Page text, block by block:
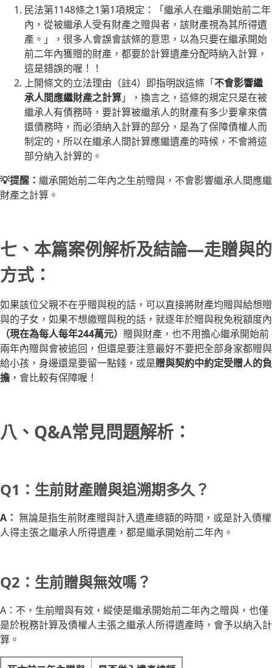
民法第1148條之1第1項規定：「繼承人在繼承開始前二年
內，從被繼承人受有財產之贈與者，該財產視為其所得遺
產。」，很多人會誤會該條的意思，以為只要在繼承開始
前二年內獲贈的財產，都要於計算遺產分配時納入計算，
這是錯誤的喔！！
上開條文的立法理由（註4）即指明說這條「不會影響繼
承人間應繼財產之計算」，換言之，這條的規定只是在被
繼承人有債務時，要計算被繼承人的財產有多少要拿來償
還債務時，而必須納入計算的部分，是為了保障債權人而
制定的，所以在繼承人間計算應繼遺產的時候，不會將這
部分納入計算的。
💡提醒： 繼承開始前二年內之生前贈與，不會影響繼承人間應繼
財產之計算。
七、本篇案例解析及結論—走贈與的
方式：
如果該位父親不在乎贈與稅的話，可以直接將財產均贈與給想贈
與的子女，如果不想繳贈與稅的話，就逐年於贈與稅免稅額度內
（現在為每人每年244萬元） 贈與財產，也不用擔心繼承開始前
兩年內贈與會被追回，但還是要注意最好不要把全部身家都贈與
給小孩，身邊還是要留一點錢，或是贈與契約中約定受贈人的負
擔 ，會比較有保障喔！
八、Q&A常見問題解析：
Q1：生前財產贈與追溯期多久？
A： 無論是指生前財產贈與計入遺產總額的時間，或是計入債權
人得主張之繼承人所得遺產，都是繼承開始前二年內。
Q2：生前贈與無效嗎？
A：不，生前贈與有效，縱使是繼承開始前二年內之贈與，也僅
是於稅務計算及債權人主張之繼承人所得遺產時，會予以納入計
算。